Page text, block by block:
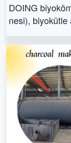
DOING
nesi), biyokütle
ştürülmesi için
bir çözüm